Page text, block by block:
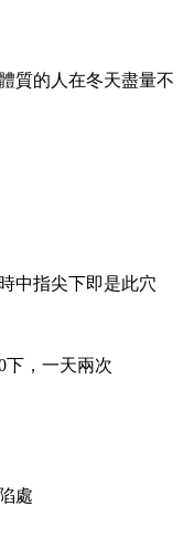
質的人在冬天盡量不
中指尖下即是此穴
下，一天兩次
處